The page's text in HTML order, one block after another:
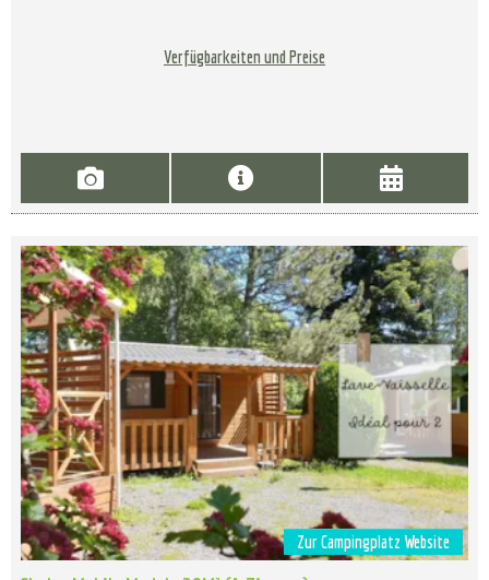
Verfügbarkeiten und Preise
Zur Campingplatz Website